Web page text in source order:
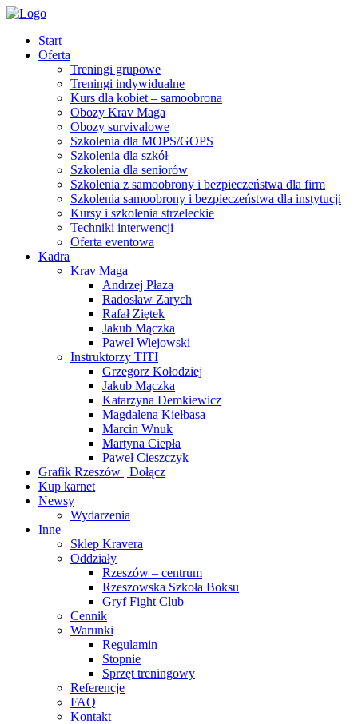
Start
Oferta
Treningi grupowe
Treningi indywidualne
Kurs dla kobiet – samoobrona
Obozy Krav Maga
Obozy survivalowe
Szkolenia dla MOPS/GOPS
Szkolenia dla szkół
Szkolenia dla seniorów
Szkolenia z samoobrony i bezpieczeństwa dla firm
Szkolenia samoobrony i bezpieczeństwa dla instytucji
Kursy i szkolenia strzeleckie
Techniki interwencji
Oferta eventowa
Kadra
Krav Maga
Andrzej Płaza
Radosław Zarych
Rafał Ziętek
Jakub Mączka
Paweł Wiejowski
Instruktorzy TITI
Grzegorz Kołodziej
Jakub Mączka
Katarzyna Demkiewicz
Magdalena Kiełbasa
Marcin Wnuk
Martyna Ciepła
Paweł Cieszczyk
Grafik Rzeszów | Dołącz
Kup karnet
Newsy
Wydarzenia
Inne
Sklep Kravera
Oddziały
Rzeszów – centrum
Rzeszowska Szkoła Boksu
Gryf Fight Club
Cennik
Warunki
Regulamin
Stopnie
Sprzęt treningowy
Referencje
FAQ
Kontakt